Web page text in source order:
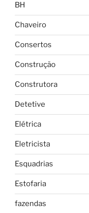
BH
Chaveiro
Consertos
Construção
Construtora
Detetive
Elétrica
Eletricista
Esquadrias
Estofaria
fazendas